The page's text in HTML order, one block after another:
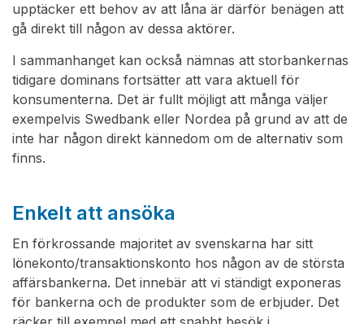
upptäcker ett behov av att låna är därför benägen att
gå direkt till någon av dessa aktörer.
I sammanhanget kan också nämnas att storbankernas
tidigare dominans fortsätter att vara aktuell för
konsumenterna. Det är fullt möjligt att många väljer
exempelvis Swedbank eller Nordea på grund av att de
inte har någon direkt kännedom om de alternativ som
finns.
Enkelt att ansöka
En förkrossande majoritet av svenskarna har sitt
lönekonto/transaktionskonto hos någon av de största
affärsbankerna. Det innebär att vi ständigt exponeras
för bankerna och de produkter som de erbjuder. Det